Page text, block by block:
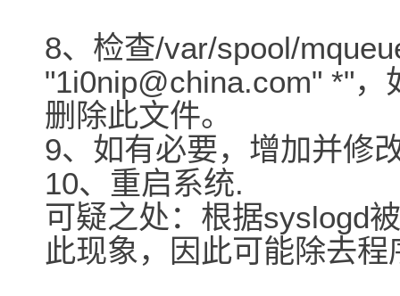
8、检查/var/spool/
"1i0nip@china.com" *"
删除此文件。
9、如有必要，增加并修
10、重启系统.
可疑之处：根据syslogd
此现象，因此可能除去